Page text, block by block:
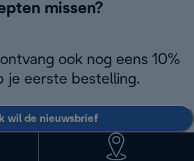
missen?
ook nog eens 10%
je eerste bestelling.
wil de nieuwsbrief